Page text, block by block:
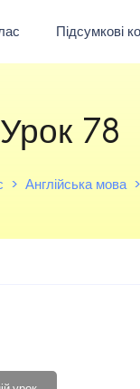
Підсумкові
Урок 78
Англійська мова